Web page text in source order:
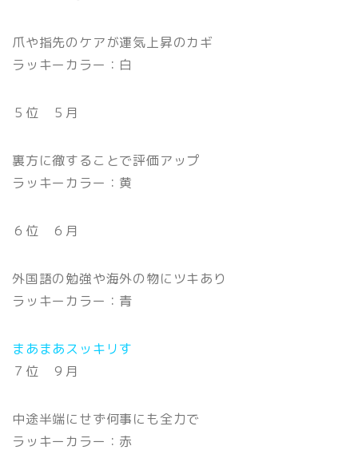
爪や指先のケアが運気上昇のカギ
ラッキーカラー：白
５位 ５月
裏方に徹することで評価アップ
ラッキーカラー：黄
６位 ６月
外国語の勉強や海外の物にツキあり
ラッキーカラー：青
まあまあスッキリす
７位 ９月
中途半端にせず何事にも全力で
ラッキーカラー：赤